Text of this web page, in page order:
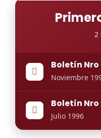
2
Boletín Nro
Noviembre
Boletín Nro
Julio 1996